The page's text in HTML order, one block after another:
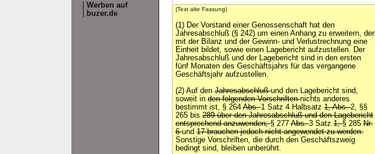
Werben auf
buzer.de
(Text alte Fassung)
(1) Der Vorstand einer Genossenschaft hat den
Jahresabschluß (§ 242) um einen Anhang zu erweitern, der
mit der Bilanz und der Gewinn- und Verlustrechnung eine
Einheit bildet, sowie einen Lagebericht aufzustellen. Der
Jahresabschluß und der Lagebericht sind in den ersten
fünf Monaten des Geschäftsjahrs für das vergangene
Geschäftsjahr aufzustellen.
(2) Auf den Jahresabschlußund den Lagebericht sind,
soweit in den folgenden Vorschriftennichts anderes
bestimmt ist, § 264 Abs.1 Satz 4 Halbsatz 1, Abs.2, §§
265 bis 289 über den Jahresabschluß und den Lagebericht
entsprechend anzuwenden;§ 277 Abs.3 Satz 1,§ 285 Nr.
6und 17 brauchen jedoch nicht angewendet zu werden.
Sonstige Vorschriften, die durch den Geschäftszweig
bedingt sind, bleiben unberührt.